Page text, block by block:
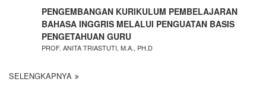
PENGEMBANGAN KURIKULUM PEMBELAJARAN
BAHASA INGGRIS MELALUI PENGUATAN BASIS
PENGETAHUAN GURU
PROF. ANITA TRIASTUTI, M.A., PH.D
SELENGKAPNYA